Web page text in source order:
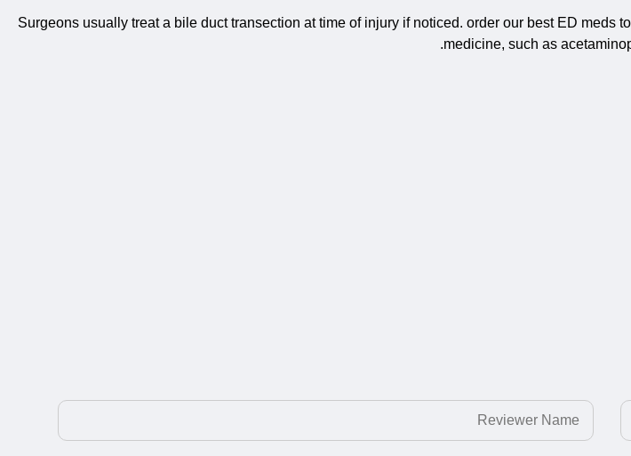
Surgeons usually treat a bile duct transection at time of injury if noticed. order our best ED
medicine, such as